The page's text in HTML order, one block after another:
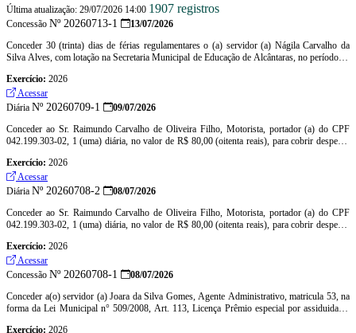
Última atualização: 29/07/2026 14:00 1907 registros
Concessão Nº 20260713-1
13/07/2026
Conceder 30 (trinta) dias de férias regulamentares o (a) servidor (a) Nágila Carvalho da
Silva Alves, com lotação na Secretaria Municipal de Educação de Alcântaras, no período de
Exercício: 2026
Acessar
Diária Nº 20260709-1
09/07/2026
Conceder ao Sr. Raimundo Carvalho de Oliveira Filho, Motorista, portador (a) do CPF
042.199.303-02, 1 (uma) diária, no valor de R$ 80,00 (oitenta reais), para cobrir despesas
Exercício: 2026
Acessar
Diária Nº 20260708-2
08/07/2026
Conceder ao Sr. Raimundo Carvalho de Oliveira Filho, Motorista, portador (a) do CPF
042.199.303-02, 1 (uma) diária, no valor de R$ 80,00 (oitenta reais), para cobrir despesas
Exercício: 2026
Acessar
Concessão Nº 20260708-1
08/07/2026
Conceder a(o) servidor (a) Joara da Silva Gomes, Agente Administrativo, matricula 53, na
forma da Lei Municipal n° 509/2008, Art. 113, Licença Prêmio especial por assiduidade,
Exercício: 2026